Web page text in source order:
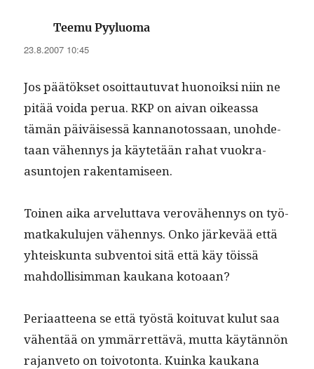
Teemu Pyyluoma
23.8.2007 10:45
Jos päätök­set osoit­tau­tu­vat huonoik­si niin ne
pitää voi­da perua. RKP on aivan oike­as­sa
tämän päiväisessä kan­nan­oto­ssaan, uno­hde­
taan vähen­nys ja käytetään rahat vuokra-
asun­to­jen rakentamiseen.
Toinen aika arve­lut­ta­va verovähen­nys on työ­
matkaku­lu­jen vähen­nys. Onko järkevää että
yhteiskun­ta sub­ven­toi sitä että käy töis­sä
mah­dol­lisim­man kaukana kotoaan?
Peri­aat­teena se että työstä koitu­vat kulut saa
vähen­tää on ymmär­ret­tävä, mut­ta käytän­nön
rajan­ve­to on toiv­o­ton­ta. Kuin­ka kaukana